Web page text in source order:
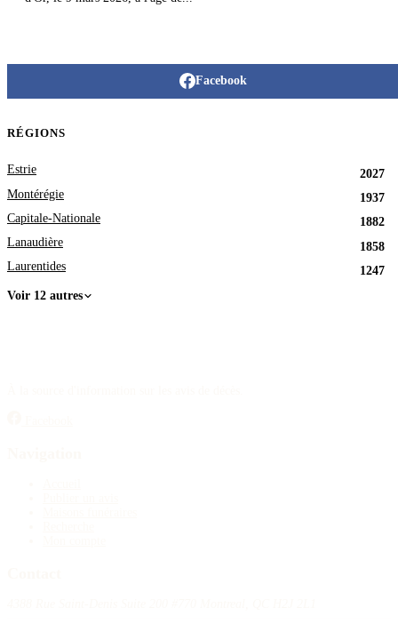
Facebook
RÉGIONS
Estrie
2027
Montérégie
1937
Capitale-Nationale
1882
Lanaudière
1858
Laurentides
1247
Voir 12 autres